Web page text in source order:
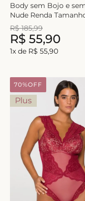
Body sem Bojo e
Nude Renda
Maiores
R$ 185,99
R$ 55,90
1x de R$ 55,90
70%OFF
Plus